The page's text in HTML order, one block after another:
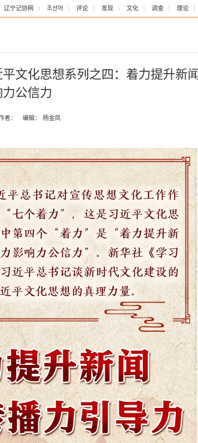
辽宁记协网 조선어 评论 发现 文化 调查 理论
文化思想系列之四：着力提升新闻
公信力
者： 编辑： 杨金凤